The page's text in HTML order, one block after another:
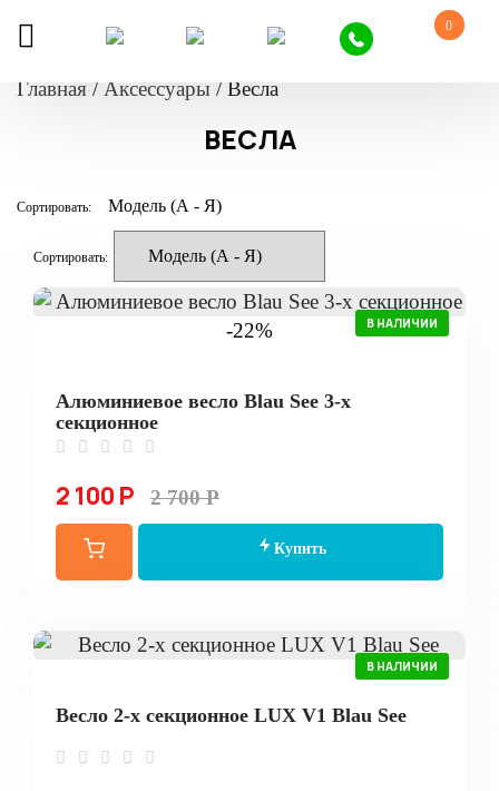
0
Главная / Аксессуары / Весла
ВЕСЛА
Сортировать:
Сортировать:
-22% В НАЛИЧИИ
Алюминиевое весло Blau See 3-х
секционное
2 100 Р 2 700 Р
Купить
В НАЛИЧИИ
Весло 2-х секционное LUX V1 Blau See